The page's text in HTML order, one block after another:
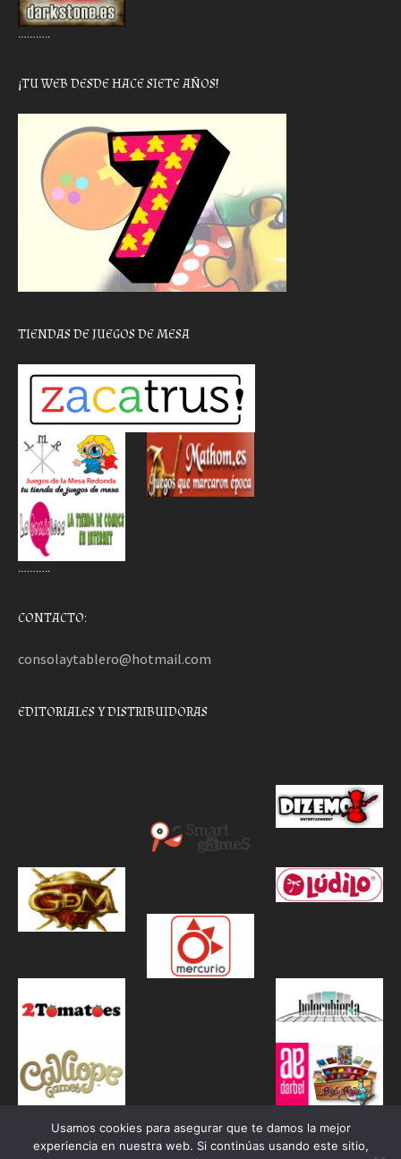
………..
¡TU WEB DESDE HACE SIETE AÑOS!
TIENDAS DE JUEGOS DE MESA
………..
CONTACTO:
consolaytablero@hotmail.com
EDITORIALES Y DISTRIBUIDORAS
Usamos cookies para asegurar que te damos la mejor
experiencia en nuestra web. Si continúas usando este sitio,